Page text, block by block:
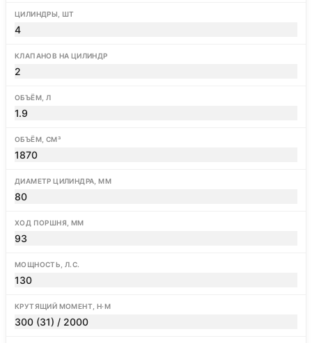
ЦИЛИНДРЫ, ШТ
4
КЛАПАНОВ НА ЦИЛИНДР
2
ОБЪЁМ, Л
1.9
ОБЪЁМ, СМ³
1870
ДИАМЕТР ЦИЛИНДРА, ММ
80
ХОД ПОРШНЯ, ММ
93
МОЩНОСТЬ, Л.С.
130
КРУТЯЩИЙ МОМЕНТ, Н·М
300 (31) / 2000